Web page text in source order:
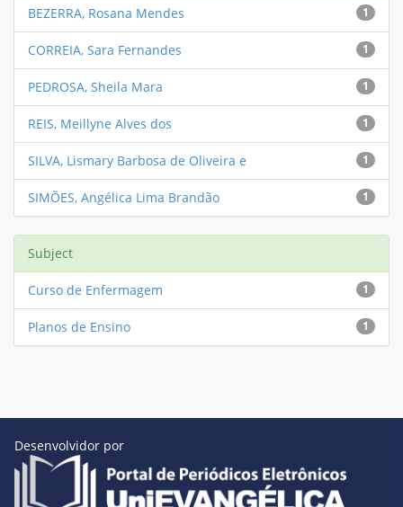
1
BEZERRA, Rosana Mendes
1
CORREIA, Sara Fernandes
1
PEDROSA, Sheila Mara
1
REIS, Meillyne Alves dos
1
SILVA, Lismary Barbosa de Oliveira e
1
SIMÕES, Angélica Lima Brandão
Subject
1
Curso de Enfermagem
1
Planos de Ensino
Desenvolvidor por